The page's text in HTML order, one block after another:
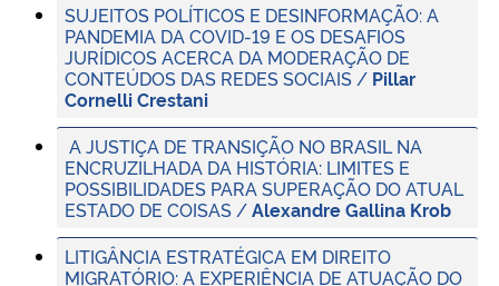
SUJEITOS POLÍTICOS E DESINFORMAÇÃO: A
PANDEMIA DA COVID-19 E OS DESAFIOS
JURÍDICOS ACERCA DA MODERAÇÃO DE
CONTEÚDOS DAS REDES SOCIAIS / Pillar
Cornelli Crestani
A JUSTIÇA DE TRANSIÇÃO NO BRASIL NA
ENCRUZILHADA DA HISTÓRIA: LIMITES E
POSSIBILIDADES PARA SUPERAÇÃO DO ATUAL
ESTADO DE COISAS /Alexandre Gallina Krob
LITIGÂNCIA ESTRATÉGICA EM DIREITO
MIGRATÓRIO: A EXPERIÊNCIA DE ATUAÇÃO DO